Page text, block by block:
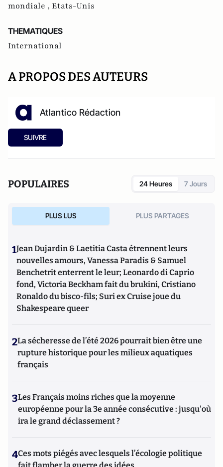
mondiale , Etats-Unis
THEMATIQUES
International
A PROPOS DES AUTEURS
Atlantico Rédaction
SUIVRE
POPULAIRES 24 Heures 7 Jours
PLUS LUS PLUS PARTAGES
1Jean Dujardin & Laetitia Casta étrennent leurs
nouvelles amours, Vanessa Paradis & Samuel
Benchetrit enterrent le leur; Leonardo di Caprio
fond, Victoria Beckham fait du brukini, Cristiano
Ronaldo du bisco-fils; Suri ex Cruise joue du
Shakespeare queer
2La sécheresse de l’été 2026 pourrait bien être une
rupture historique pour les milieux aquatiques
français
3Les Français moins riches que la moyenne
européenne pour la 3e année consécutive : jusqu'où
ira le grand déclassement ?
4Ces mots piégés avec lesquels l’écologie politique